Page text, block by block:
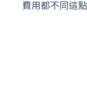
費用都不同這